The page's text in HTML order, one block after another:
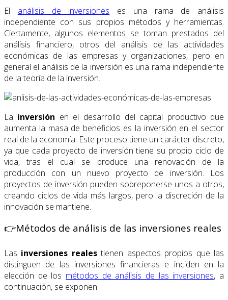
El análisis de inversiones es una rama de análisis
independiente con sus propios métodos y herramientas.
Ciertamente, algunos elementos se toman prestados del
análisis financiero, otros del análisis de las actividades
económicas de las empresas y organizaciones, pero en
general el análisis de la inversión es una rama independiente
de la teoría de la inversión.
La inversión en el desarrollo del capital productivo que
aumenta la masa de beneficios es la inversión en el sector
real de la economía. Este proceso tiene un carácter discreto,
ya que cada proyecto de inversión tiene su propio ciclo de
vida, tras el cual se produce una renovación de la
producción con un nuevo proyecto de inversión. Los
proyectos de inversión pueden sobreponerse unos a otros,
creando ciclos de vida más largos, pero la discreción de la
innovación se mantiene.
👉Métodos de análisis de las inversiones reales
Las inversiones realestienen aspectos propios que las
distinguen de las inversiones financieras e inciden en la
elección de los métodos de análisis de las inversiones, a
continuación, se exponen: